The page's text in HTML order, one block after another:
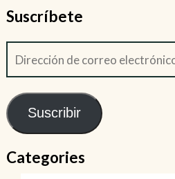
Suscríbete
Suscribir
Categories